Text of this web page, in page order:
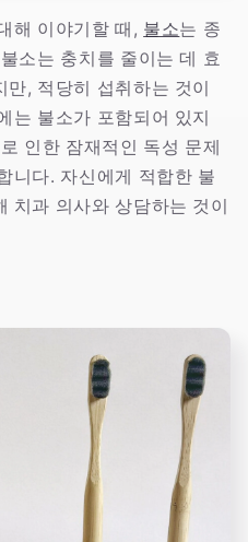
해 이야기할 때, 불소는 종
소는 충치를 줄이는 데 효
, 적당히 섭취하는 것이
는 불소가 포함되어 있지
인한 잠재적인 독성 문제
니다. 자신에게 적합한 불
치과 의사와 상담하는 것이